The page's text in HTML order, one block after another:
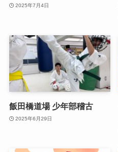
2025年7月4日
飯田橋道場 少年部稽古
2025年6月29日